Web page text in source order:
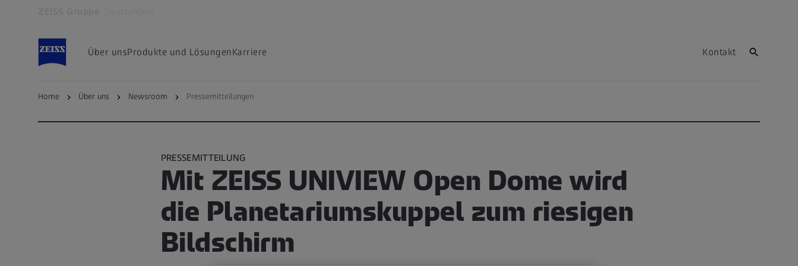
Über unsProdukte und LösungenKarriere Kontakt
Home Über uns Newsroom Pressemitteilungen
PRESSEMITTEILUNG
Mit ZEISS UNIVIEW Open Dome wird
die Planetariumskuppel zum riesigen
Bildschirm